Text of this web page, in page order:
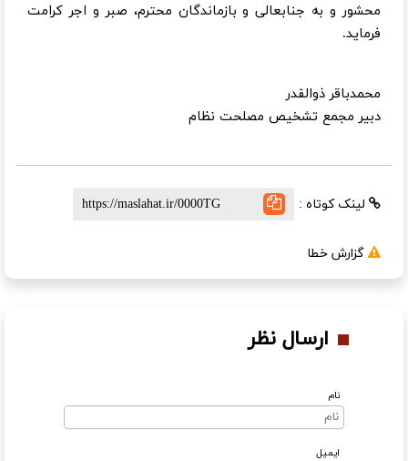
محشور و به جنابعالی و بازماندگان محترم، صبر و اجر کرامت
فرماید.
محمدباقر ذوالقدر
دبیر مجمع تشخیص مصلحت نظام
لینک کوتاه :
گزارش خطا
ارسال نظر
نام
ایمیل